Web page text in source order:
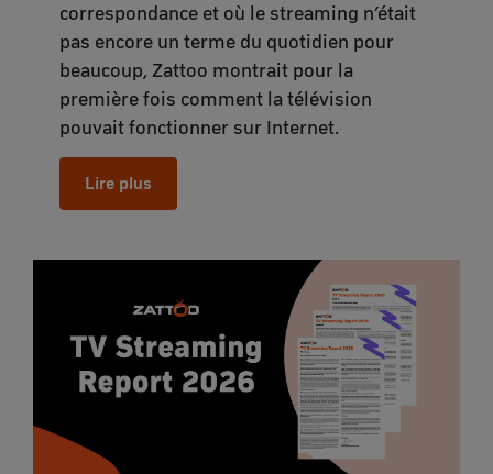
correspondance et où le streaming n’était
pas encore un terme du quotidien pour
beaucoup, Zattoo montrait pour la
première fois comment la télévision
pouvait fonctionner sur Internet.
Lire plus